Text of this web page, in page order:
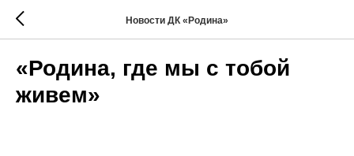
Новости ДК «Родина»
«Родина, где мы с тобой
живем»